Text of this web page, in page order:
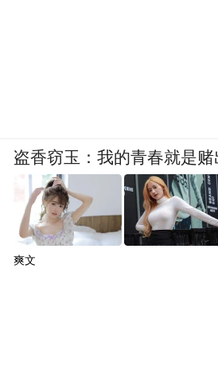
盗香窃玉：我的青春就是赌
爽文